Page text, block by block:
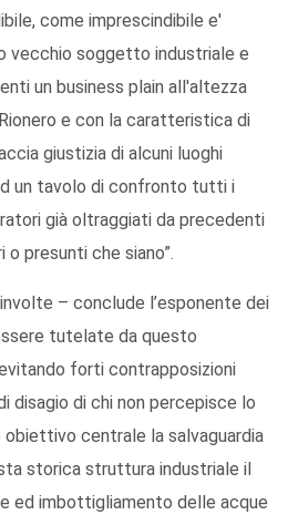
come imprescindibile e'
vecchio soggetto industriale e
un business plain all'altezza
e con la caratteristica di
giustizia di alcuni luoghi
un tavolo di confronto tutti i
già oltraggiati da precedenti
presunti che siano”.
– conclude l’esponente dei
tutelate da questo
forti contrapposizioni
disagio di chi non percepisce lo
centrale la salvaguardia
storica struttura industriale il
ed imbottigliamento delle acque